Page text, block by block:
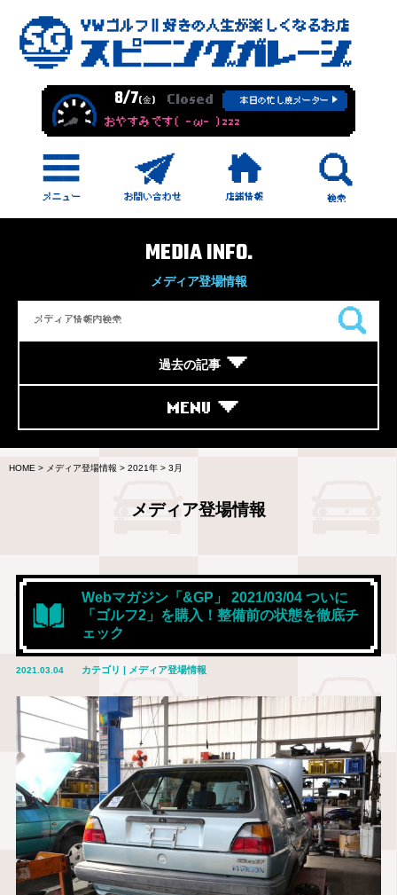
8/7(金) Closed 本日の忙し度メーター
おやすみです( -ω- )zzz
MEDIA INFO.
メディア登場情報
過去の記事
MENU
HOME > メディア登場情報 > 2021年 > 3月
メディア登場情報
Webマガジン「&GP」 2021/03/04 ついに
「ゴルフ2」を購入！整備前の状態を徹底チ
ェック
2021.03.04 カテゴリ | メディア登場情報